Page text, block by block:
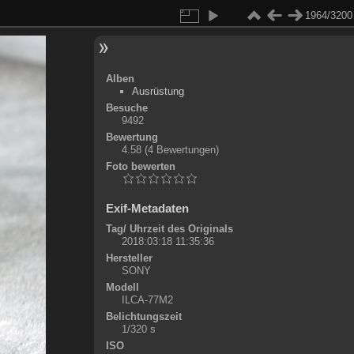
1964/3200
Alben
Ausrüstung
Besuche
9492
Bewertung
4.58 (4 Bewertungen)
Foto bewerten
Exif-Metadaten
Tag/ Uhrzeit des Originals
2018:03:18 11:35:36
Hersteller
SONY
Modell
ILCA-77M2
Belichtungszeit
1/320 s
ISO